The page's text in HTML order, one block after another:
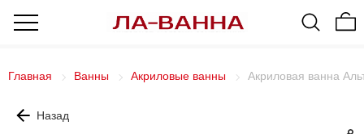
Главная Ванны Акриловые ванны Акриловая ванна
Назад